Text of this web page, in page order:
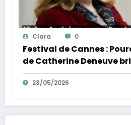
Clara 0
Festival de Cannes :
de Catherine Deneuve
mythe de la Croisette
23/05/2026